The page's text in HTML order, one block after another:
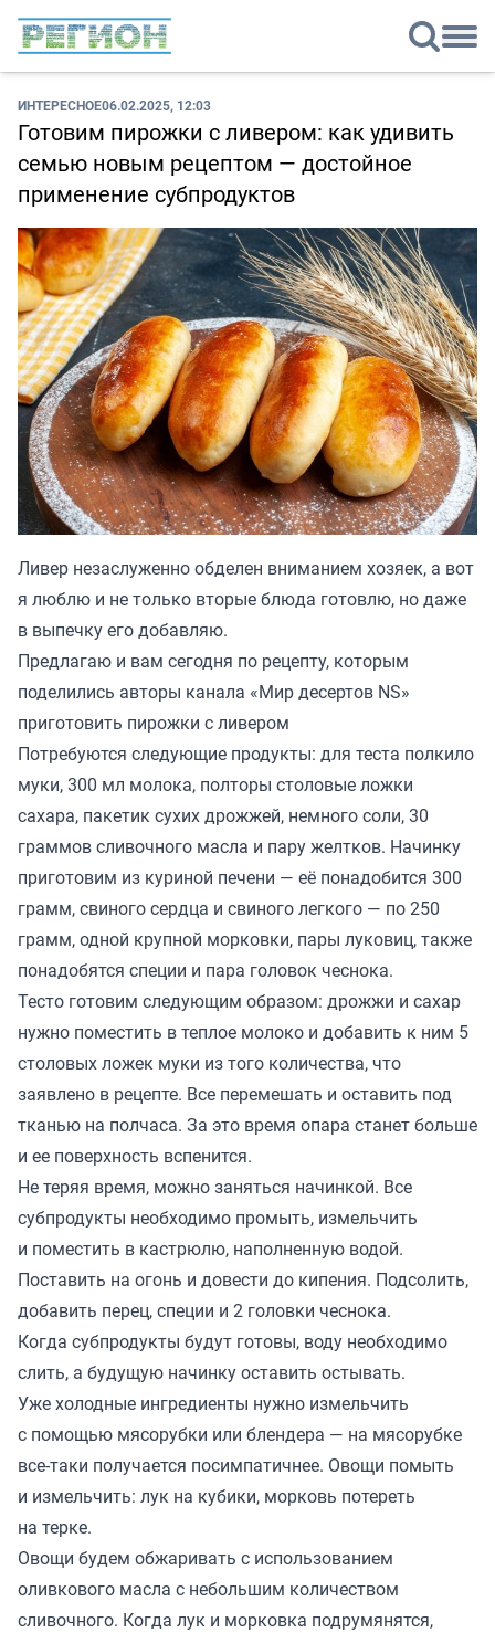
ИНТЕРЕСНОЕ06.02.2025, 12:03
Готовим пирожки с ливером: как удивить
семью новым рецептом — достойное
применение субпродуктов
Ливер незаслуженно обделен вниманием хозяек, а вот
я люблю и не только вторые блюда готовлю, но даже
в выпечку его добавляю.
Предлагаю и вам сегодня по рецепту, которым
поделились авторы канала «Мир десертов NS»
приготовить пирожки с ливером
Потребуются следующие продукты: для теста полкило
муки, 300 мл молока, полторы столовые ложки
сахара, пакетик сухих дрожжей, немного соли, 30
граммов сливочного масла и пару желтков. Начинку
приготовим из куриной печени — её понадобится 300
грамм, свиного сердца и свиного легкого — по 250
грамм, одной крупной морковки, пары луковиц, также
понадобятся специи и пара головок чеснока.
Тесто готовим следующим образом: дрожжи и сахар
нужно поместить в теплое молоко и добавить к ним 5
столовых ложек муки из того количества, что
заявлено в рецепте. Все перемешать и оставить под
тканью на полчаса. За это время опара станет больше
и ее поверхность вспенится.
Не теряя время, можно заняться начинкой. Все
субпродукты необходимо промыть, измельчить
и поместить в кастрюлю, наполненную водой.
Поставить на огонь и довести до кипения. Подсолить,
добавить перец, специи и 2 головки чеснока.
Когда субпродукты будут готовы, воду необходимо
слить, а будущую начинку оставить остывать.
Уже холодные ингредиенты нужно измельчить
с помощью мясорубки или блендера — на мясорубке
все-таки получается посимпатичнее. Овощи помыть
и измельчить: лук на кубики, морковь потереть
на терке.
Овощи будем обжаривать с использованием
оливкового масла с небольшим количеством
сливочного. Когда лук и морковка подрумянятся,